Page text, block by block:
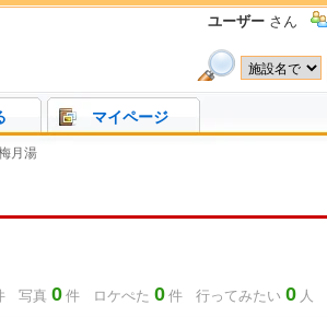
ユーザー さん
マイページ
月湯
写真 0 件 ロケぺた 0 件 行ってみたい 0 人